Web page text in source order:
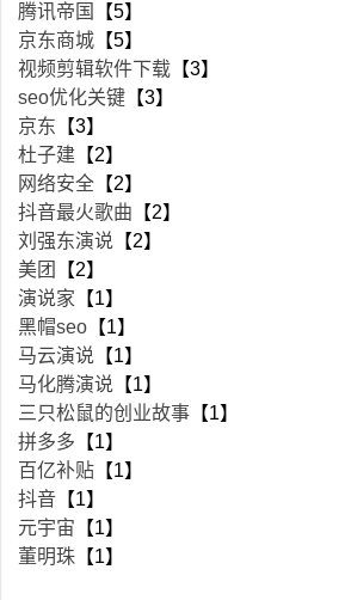
腾讯帝国
【5】
京东商城 【5】
视频剪辑软件下载 【3】
seo优化关键 【3】
京东 【3】
杜子建 【2】
网络安全 【2】
抖音最火歌曲 【2】
刘强东演说 【2】
美团
【2】
演说家 【1】
黑帽seo 【1】
马云演说 【1】
马化腾演说 【1】
三只松鼠的创业故事 【1】
拼多多 【1】
百亿补贴 【1】
抖音 【1】
元宇宙 【1】
董明珠 【1】